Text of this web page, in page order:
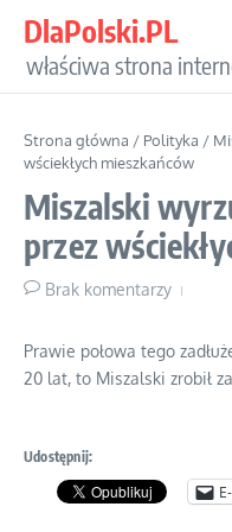
DlaPolski.PL
właściwa strona
Strona główna / Polityka /
wściekłych mieszkańców
Miszalski
przez
Brak komentarzy
Prawie połowa tego
20 lat, to Miszalski zrobił
Udostępnij: